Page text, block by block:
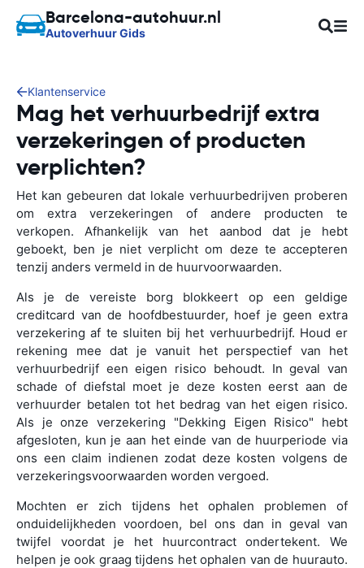
Barcelona-autohuur.nl
Autoverhuur Gids
Klantenservice
Mag het verhuurbedrijf extra
verzekeringen of producten
verplichten?
Het kan gebeuren dat lokale verhuurbedrijven proberen
om extra verzekeringen of andere producten te
verkopen. Afhankelijk van het aanbod dat je hebt
geboekt, ben je niet verplicht om deze te accepteren
tenzij anders vermeld in de huurvoorwaarden.
Als je de vereiste borg blokkeert op een geldige
creditcard van de hoofdbestuurder, hoef je geen extra
verzekering af te sluiten bij het verhuurbedrijf. Houd er
rekening mee dat je vanuit het perspectief van het
verhuurbedrijf een eigen risico behoudt. In geval van
schade of diefstal moet je deze kosten eerst aan de
verhuurder betalen tot het bedrag van het eigen risico.
Als je onze verzekering "Dekking Eigen Risico" hebt
afgesloten, kun je aan het einde van de huurperiode via
ons een claim indienen zodat deze kosten volgens de
verzekeringsvoorwaarden worden vergoed.
Mochten er zich tijdens het ophalen problemen of
onduidelijkheden voordoen, bel ons dan in geval van
twijfel voordat je het huurcontract ondertekent. We
helpen je ook graag tijdens het ophalen van de huurauto.